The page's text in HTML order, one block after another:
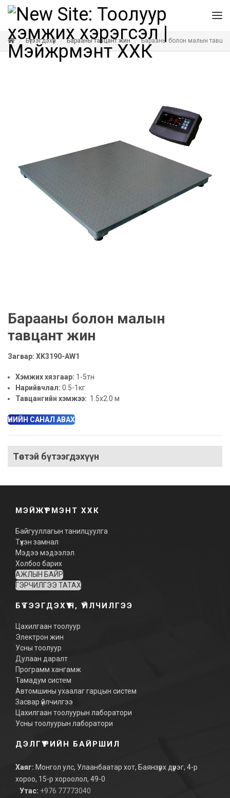
Бүтээгдэхүүн Барааны тавцант жин Барааны болон малын
Барааны болон малын
тавцант жин
Загвар: XK3190-AW1
Хэмжих хязгаар: 1-5тн
Нарийвчлал: 0.5-1кг
Тавцангийн хэмжээ: 1.5x2.0 м
ҮНИЙН САНАЛ АВАХ
Төстэй бүтээгдэхүүн
МЭЙЖҮРМЭНТ ХХК
Байгууллагын танилцуулга
Түүхэн замнал
Мэдээ мэдээлэл
Холбоо барих
АЖЛЫН БАЙР
ГЭРЧИЛГЭЭ ТАТАХ
БҮТЭЭГДЭХҮҮН, ҮЙЛЧИЛГЭЭ
Цахилгаан тоолуур
Электрон жин
Усны тоолуур
Дулаан даралт
Программ хангамж
Тамадум систем
Автомшины ухаалаг гарцын систем
Засвар үйлчилгээ
Цахилгаан тоолуурын лаборатори
Усны тоолуурын лаборатори
ДЭЛГҮҮРИЙН БАЙРШИЛ
Хаяг: Монгол улс, Улаанбаатар хот, Баянзүрх дүүрэг, 4-р
хороо, 15-р хороолол, 49-0
Утас: +976 77773040